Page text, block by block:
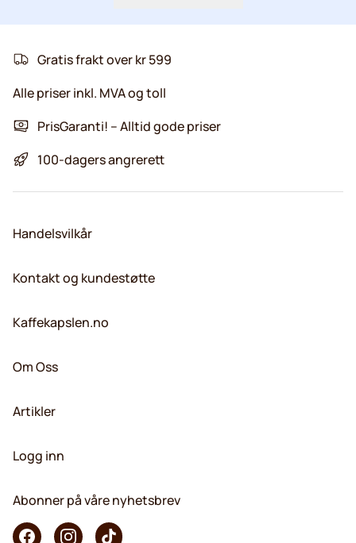
Gratis frakt over kr 599
Alle priser inkl. MVA og toll
PrisGaranti! – Alltid gode priser
100-dagers angrerett
Handelsvilkår
Kontakt og kundestøtte
Kaffekapslen.no
Om Oss
Artikler
Logg inn
Abonner på våre nyhetsbrev